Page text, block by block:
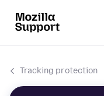
Tracking protection